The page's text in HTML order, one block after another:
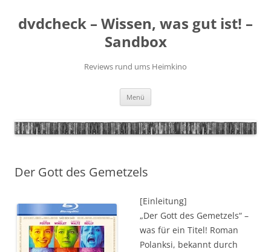
springen
dvdcheck – Wissen, was gut ist! –
Sandbox
Reviews rund ums Heimkino
Menü
Der Gott des Gemetzels
[Einleitung]
„Der Gott des Gemetzels“ –
was für ein Titel! Roman
Polanksi, bekannt durch